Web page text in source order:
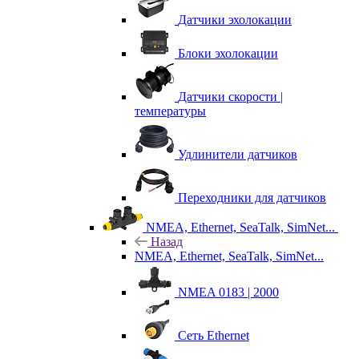
Датчики эхолокации
Блоки эхолокации
Датчики скорости |
температуры
Удлинители датчиков
Переходники для датчиков
NMEA, Ethernet, SeaTalk, SimNet...
Назад
NMEA, Ethernet, SeaTalk, SimNet...
NMEA 0183 | 2000
Сеть Ethernet